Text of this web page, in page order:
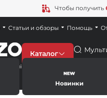
Чтобы получить
Каталог
Скидки
Поиск
Статьи и обзоры Помощь
Новинки